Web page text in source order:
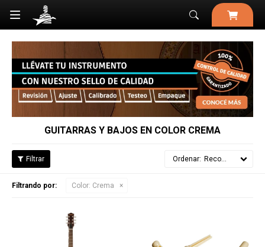

GUITARRAS Y BAJOS EN COLOR CREMA
Recomendados
Filtrando por: Color: Crema